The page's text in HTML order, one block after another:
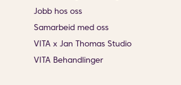
Jobb hos oss
Samarbeid med oss
VITA x Jan Thomas Studio
VITA Behandlinger